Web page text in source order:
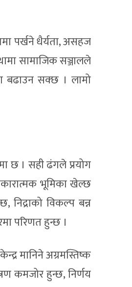
पर्खने धैर्यता, असहज
सामाजिक सञ्जालले
बढाउन सक्छ । लामो
छ । सही ढंगले प्रयोग
भूमिका खेल्छ
निद्राको विकल्प बन्न
परिणत हुन्छ ।
मानिने अग्रमस्तिष्क
कमजोर हुन्छ, निर्णय